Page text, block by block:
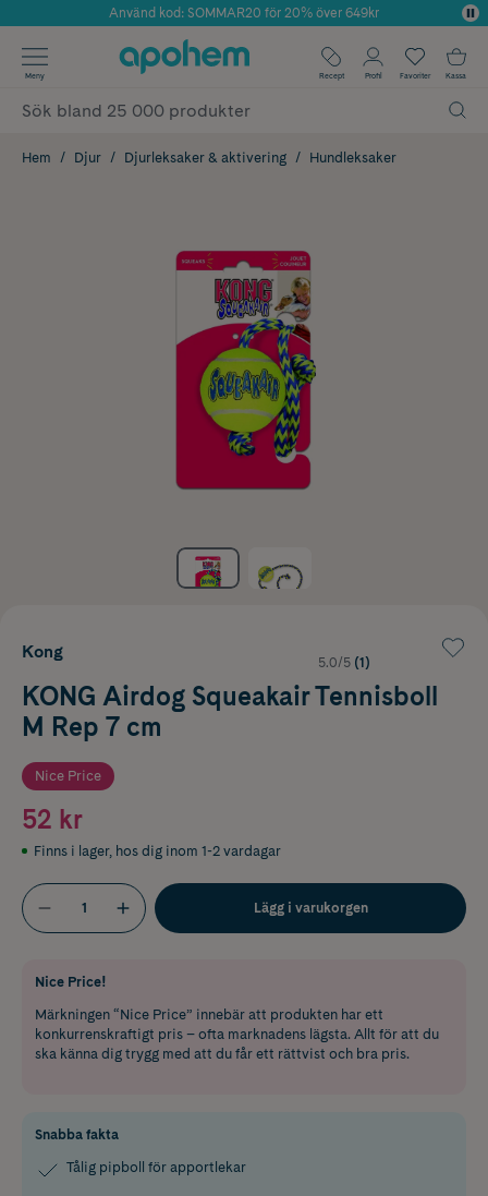
Årets Butik 2025 inom Skönhet
Använd kod: SOMMAR20 för 20% över 649kr
✓ Fri frakt
✓ Poäng på alla köp*
Meny Recept Profil Favoriter Kassa
Hem Djur Djurleksaker & aktivering Hundleksaker
Kong
5.0/5 (1)
KONG Airdog Squeakair Tennisboll
M Rep 7 cm
Nice Price
52 kr
Finns i lager, hos dig inom 1-2 vardagar
Lägg i varukorgen
Nice Price!
Märkningen “Nice Price” innebär att produkten har ett
konkurrenskraftigt pris – ofta marknadens lägsta. Allt för att du
ska känna dig trygg med att du får ett rättvist och bra pris.
Snabba fakta
Tålig pipboll för apportlekar